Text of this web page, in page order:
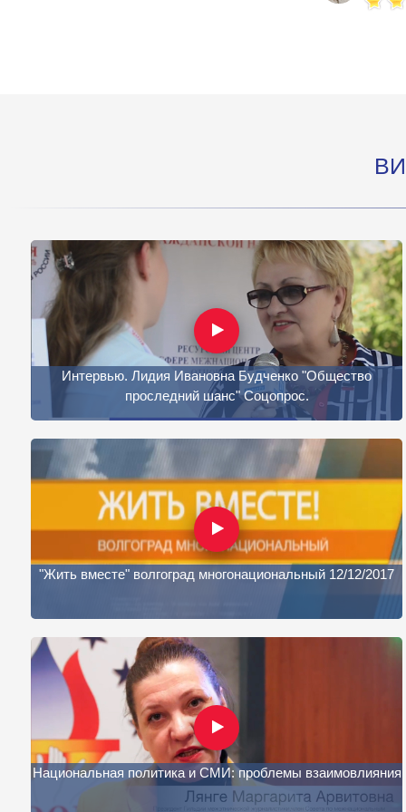
Интервью. Лидия Ивановна Будченко "Общество
проследний шанс" Соцопрос.
"Жить вместе" волгоград многонациональный 12/12/2017
Национальная политика и СМИ: проблемы взаимовлияния